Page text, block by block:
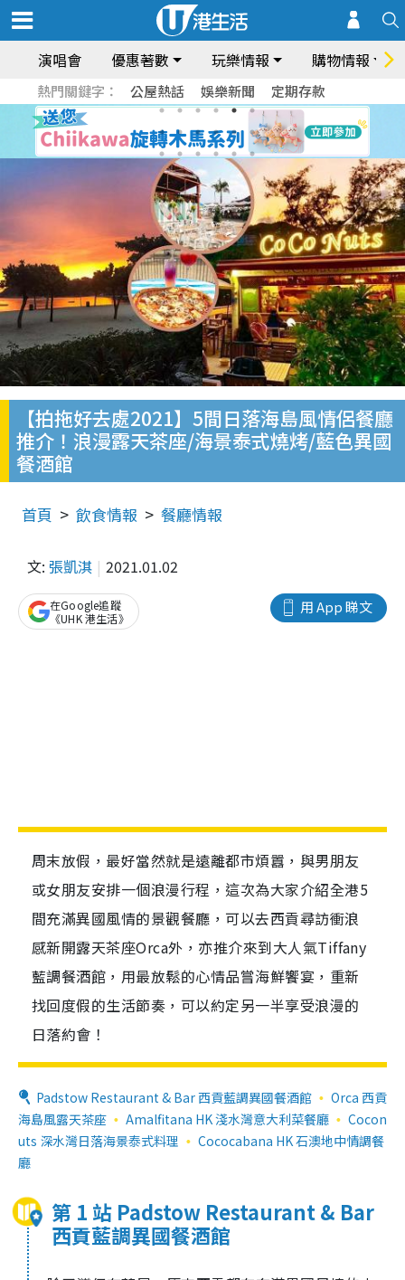
演唱會 優惠著數 玩樂情報 購物情報
熱門關鍵字： 公屋熱話 娛樂新聞 定期存款
【拍拖好去處2021】5間日落海島風情侶餐廳
推介！浪漫露天茶座/海景泰式燒烤/藍色異國
餐酒館
首頁 飲食情報 餐廳情報
文: 張凱淇 2021.01.02
用 App 睇文
在Google追蹤
《UHK 港生活》
周末放假，最好當然就是遠離都市煩囂，與男朋友
或女朋友安排一個浪漫行程，這次為大家介紹全港5
間充滿異國風情的景觀餐廳，可以去西貢尋訪衝浪
感新開露天茶座Orca外，亦推介來到大人氣Tiffany
藍調餐酒館，用最放鬆的心情品嘗海鮮饗宴，重新
找回度假的生活節奏，可以約定另一半享受浪漫的
日落約會！
Padstow Restaurant & Bar 西貢藍調異國餐酒館
Orca 西貢
海島風露天茶座
Amalfitana HK 淺水灣意大利菜餐廳
Cocon
uts 深水灣日落海景泰式料理
Cococabana HK 石澳地中情調餐
廳
第 1 站 Padstow Restaurant & Bar
西貢藍調異國餐酒館